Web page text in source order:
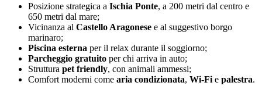
Posizione strategica a Ischia Ponte, a 200 metri dal centro e
650 metri dal mare;
Vicinanza al Castello Aragonese e al suggestivo borgo
marinaro;
Piscina esterna per il relax durante il soggiorno;
Parcheggio gratuito per chi arriva in auto;
Struttura pet friendly, con animali ammessi;
Comfort moderni come aria condizionata, Wi-Fi e palestra.